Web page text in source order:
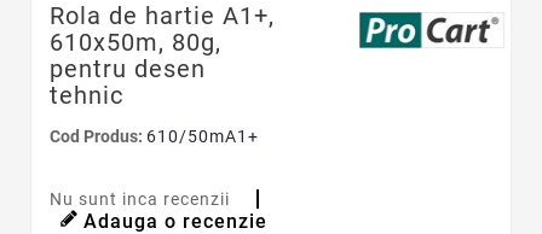
Rola de hartie A1+,
610x50m, 80g,
pentru desen
tehnic
Cod Produs: 610/50mA1+
Nu sunt inca recenzii
Adauga o recenzie